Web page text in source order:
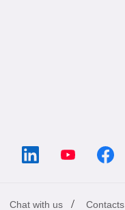
Chat with us / Contacts